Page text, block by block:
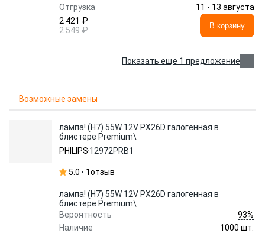
Отгрузка
11 - 13 августа
2 421 ₽
2 549 ₽
В корзину
Показать еще 1 предложение
Возможные замены
лампа! (H7) 55W 12V PX26D галогенная в
блистере Premium\
PHILIPS 12972PRB1
5.0 1отзыв
лампа! (H7) 55W 12V PX26D галогенная в
блистере Premium\
Вероятность
93%
Наличие
1000 шт.